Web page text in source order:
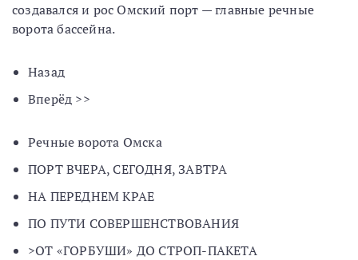
создавался и рос Омский порт — главные речные
ворота бассейна.
Назад
Вперёд >>
Речные ворота Омска
ПОРТ ВЧЕРА, СЕГОДНЯ, ЗАВТРА
НА ПЕРЕДНЕМ КРАЕ
ПО ПУТИ СОВЕРШЕНСТВОВАНИЯ
>ОТ «ГОРБУШИ» ДО СТРОП-ПАКЕТА